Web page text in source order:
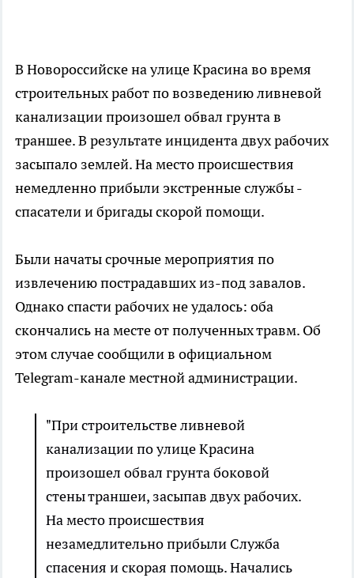
В Новороссийске на улице Красина во время
строительных работ по возведению ливневой
канализации произошел обвал грунта в
траншее. В результате инцидента двух рабочих
засыпало землей. На место происшествия
немедленно прибыли экстренные службы -
спасатели и бригады скорой помощи.
Были начаты срочные мероприятия по
извлечению пострадавших из-под завалов.
Однако спасти рабочих не удалось: оба
скончались на месте от полученных травм. Об
этом случае сообщили в официальном
Telegram-канале местной администрации.
"При строительстве ливневой
канализации по улице Красина
произошел обвал грунта боковой
стены траншеи, засыпав двух рабочих.
На место происшествия
незамедлительно прибыли Служба
спасения и скорая помощь. Начались